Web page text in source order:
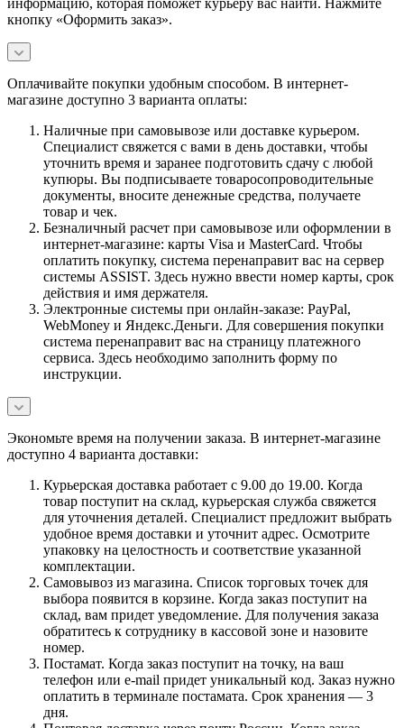
кнопку «Оформить заказ».
Оплачивайте покупки удобным способом. В интернет-
магазине доступно 3 варианта оплаты:
Наличные при самовывозе или доставке курьером.
Специалист свяжется с вами в день доставки, чтобы
уточнить время и заранее подготовить сдачу с любой
купюры. Вы подписываете товаросопроводительные
документы, вносите денежные средства, получаете
товар и чек.
Безналичный расчет при самовывозе или оформлении в
интернет-магазине: карты Visa и MasterCard. Чтобы
оплатить покупку, система перенаправит вас на сервер
системы ASSIST. Здесь нужно ввести номер карты, срок
действия и имя держателя.
Электронные системы при онлайн-заказе: PayPal,
WebMoney и Яндекс.Деньги. Для совершения покупки
система перенаправит вас на страницу платежного
сервиса. Здесь необходимо заполнить форму по
инструкции.
Экономьте время на получении заказа. В интернет-магазине
доступно 4 варианта доставки:
Курьерская доставка работает с 9.00 до 19.00. Когда
товар поступит на склад, курьерская служба свяжется
для уточнения деталей. Специалист предложит выбрать
удобное время доставки и уточнит адрес. Осмотрите
упаковку на целостность и соответствие указанной
комплектации.
Самовывоз из магазина. Список торговых точек для
выбора появится в корзине. Когда заказ поступит на
склад, вам придет уведомление. Для получения заказа
обратитесь к сотруднику в кассовой зоне и назовите
номер.
Постамат. Когда заказ поступит на точку, на ваш
телефон или e-mail придет уникальный код. Заказ нужно
оплатить в терминале постамата. Срок хранения — 3
дня.